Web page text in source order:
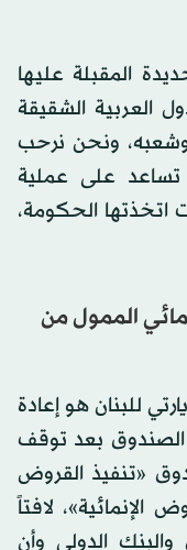
المقبلة عليها
العربية الشقيقة
وشعبه، ونحن نرحب
على عملية
اتخذتها الحكومة،
الممول من
للبنان هو إعادة
الصندوق بعد توقف
«تنفيذ القروض
الإنمائية»، لافتاً
الدولي وأن